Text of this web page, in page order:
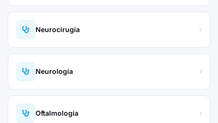
Neurocirugía
Neurología
Oftalmología